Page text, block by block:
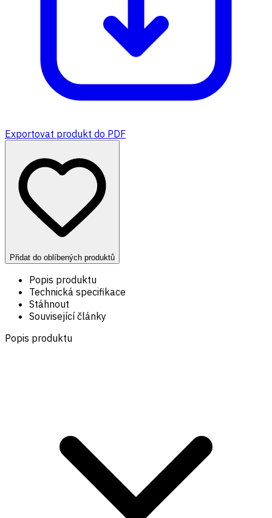
Exportovat produkt do PDF
Přidat do oblíbených produktů
Popis produktu
Technická specifikace
Stáhnout
Související články
Popis produktu